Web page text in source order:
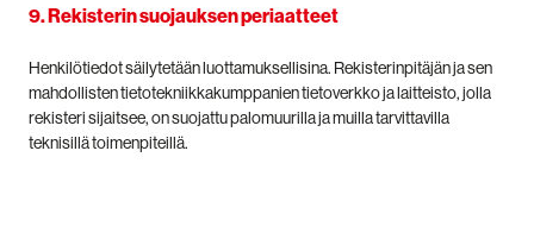
9. Rekisterin suojauksen periaatteet
Henkilötiedot säilytetään luottamuksellisina. Rekisterinpitäjän ja sen
mahdollisten tietotekniikkakumppanien tietoverkko ja laitteisto, jolla
rekisteri sijaitsee, on suojattu palomuurilla ja muilla tarvittavilla
teknisillä toimenpiteillä.